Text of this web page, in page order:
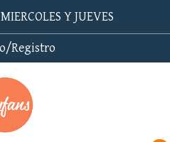
Y JUEVES
Registro